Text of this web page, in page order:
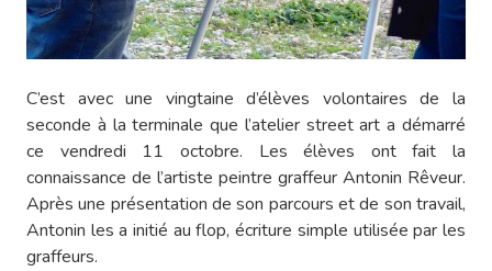
C’est avec une vingtaine d’élèves volontaires de la
seconde à la terminale que l’atelier street art a démarré
ce vendredi 11 octobre. Les élèves ont fait la
connaissance de l’artiste peintre graffeur Antonin Rêveur.
Après une présentation de son parcours et de son travail,
Antonin les a initié au flop, écriture simple utilisée par les
graffeurs.